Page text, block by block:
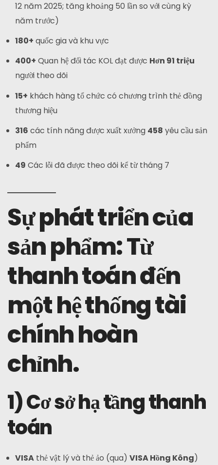
12 năm 2025; tăng khoảng 50 lần so với cùng kỳ
năm trước)
180+ quốc gia và khu vực
400+ Quan hệ đối tác KOL đạt được Hơn 91 triệu
người theo dõi
15+ khách hàng tổ chức có chương trình thẻ đồng
thương hiệu
316 các tính năng được xuất xưởng 458 yêu cầu sản
phẩm
49 Các lỗi đã được theo dõi kể từ tháng 7
Sự phát triển của
sản phẩm: Từ
thanh toán đến
một hệ thống tài
chính hoàn
chỉnh.
1) Cơ sở hạ tầng thanh
toán
VISA thẻ vật lý và thẻ ảo (qua) VISA Hồng Kông)